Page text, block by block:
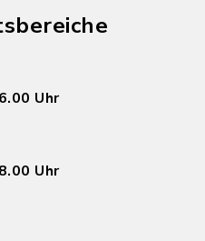
Uhr
Uhr